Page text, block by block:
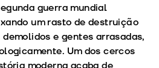
guerra mundial
um rasto de destruição
e gentes arrasadas,
Um dos cercos